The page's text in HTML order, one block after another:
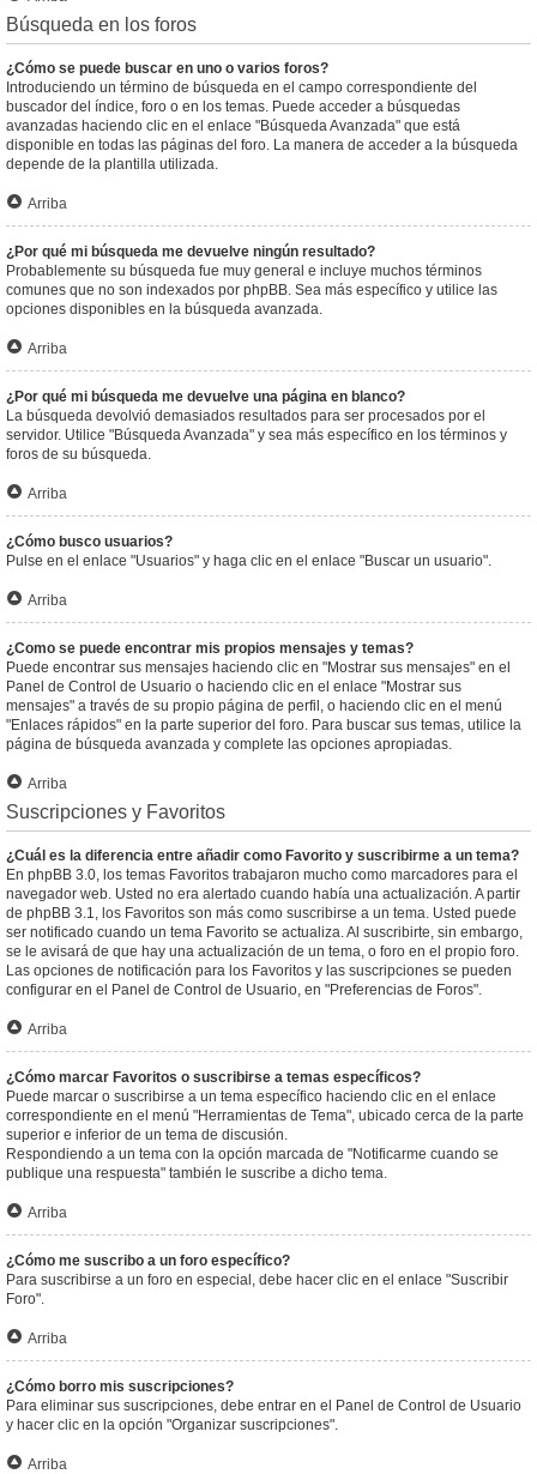
Búsqueda en los foros
¿Cómo se puede buscar en uno o varios foros?
Introduciendo un término de búsqueda en el campo correspondiente del
buscador del índice, foro o en los temas. Puede acceder a búsquedas
avanzadas haciendo clic en el enlace "Búsqueda Avanzada" que está
disponible en todas las páginas del foro. La manera de acceder a la búsqueda
depende de la plantilla utilizada.
Arriba
¿Por qué mi búsqueda me devuelve ningún resultado?
Probablemente su búsqueda fue muy general e incluye muchos términos
comunes que no son indexados por phpBB. Sea más específico y utilice las
opciones disponibles en la búsqueda avanzada.
Arriba
¿Por qué mi búsqueda me devuelve una página en blanco?
La búsqueda devolvió demasiados resultados para ser procesados por el
servidor. Utilice "Búsqueda Avanzada" y sea más específico en los términos y
foros de su búsqueda.
Arriba
¿Cómo busco usuarios?
Pulse en el enlace "Usuarios" y haga clic en el enlace "Buscar un usuario".
Arriba
¿Como se puede encontrar mis propios mensajes y temas?
Puede encontrar sus mensajes haciendo clic en "Mostrar sus mensajes" en el
Panel de Control de Usuario o haciendo clic en el enlace "Mostrar sus
mensajes" a través de su propio página de perfil, o haciendo clic en el menú
"Enlaces rápidos" en la parte superior del foro. Para buscar sus temas, utilice la
página de búsqueda avanzada y complete las opciones apropiadas.
Arriba
Suscripciones y Favoritos
¿Cuál es la diferencia entre añadir como Favorito y suscribirme a un tema?
En phpBB 3.0, los temas Favoritos trabajaron mucho como marcadores para el
navegador web. Usted no era alertado cuando había una actualización. A partir
de phpBB 3.1, los Favoritos son más como suscribirse a un tema. Usted puede
ser notificado cuando un tema Favorito se actualiza. Al suscribirte, sin embargo,
se le avisará de que hay una actualización de un tema, o foro en el propio foro.
Las opciones de notificación para los Favoritos y las suscripciones se pueden
configurar en el Panel de Control de Usuario, en "Preferencias de Foros".
Arriba
¿Cómo marcar Favoritos o suscribirse a temas específicos?
Puede marcar o suscribirse a un tema específico haciendo clic en el enlace
correspondiente en el menú "Herramientas de Tema", ubicado cerca de la parte
superior e inferior de un tema de discusión.
Respondiendo a un tema con la opción marcada de "Notificarme cuando se
publique una respuesta" también le suscribe a dicho tema.
Arriba
¿Cómo me suscribo a un foro específico?
Para suscribirse a un foro en especial, debe hacer clic en el enlace "Suscribir
Foro".
Arriba
¿Cómo borro mis suscripciones?
Para eliminar sus suscripciones, debe entrar en el Panel de Control de Usuario
y hacer clic en la opción "Organizar suscripciones".
Arriba